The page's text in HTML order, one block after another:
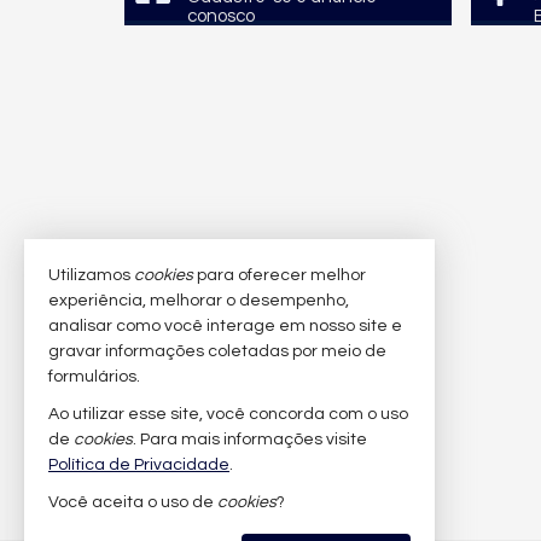
conosco
Utilizamos cookiespara oferecer melhor
experiência, melhorar o desempenho,
analisar como você interage em nosso site e
gravar informações coletadas por meio de
formulários.
Ao utilizar esse site, você concorda com o uso
de cookies. Para mais informações visite
Política de Privacidade.
Você aceita o uso de cookies?